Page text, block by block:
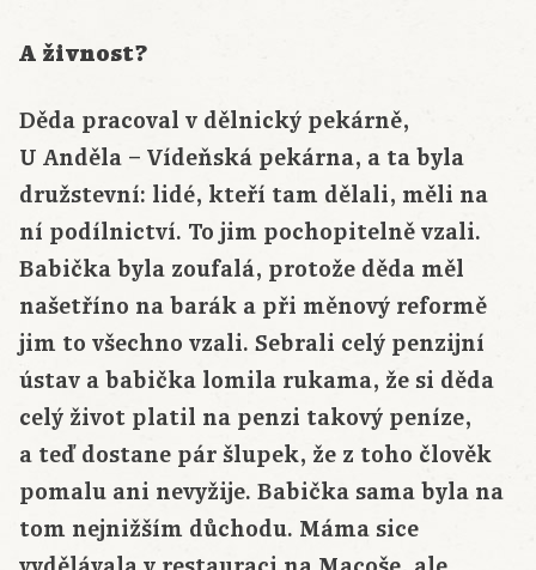
A živnost?
Děda pracoval v dělnický pekárně,
U Anděla – Vídeňská pekárna, a ta byla
družstevní: lidé, kteří tam dělali, měli na
ní podílnictví. To jim pochopitelně vzali.
Babička byla zoufalá, protože děda měl
našetříno na barák a při měnový reformě
jim to všechno vzali. Sebrali celý penzijní
ústav a babička lomila rukama, že si děda
celý život platil na penzi takový peníze,
a teď dostane pár šlupek, že z toho člověk
pomalu ani nevyžije. Babička sama byla na
tom nejnižším důchodu. Máma sice